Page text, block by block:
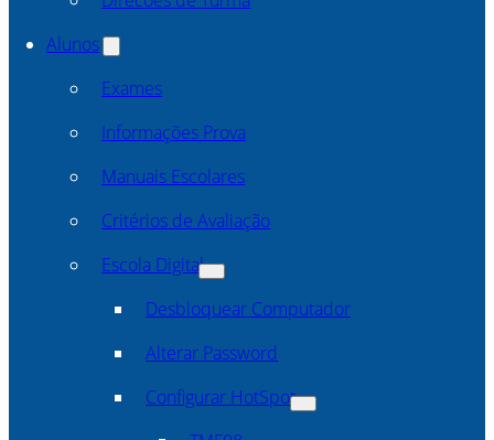
Alunos
Exames
Informações Prova
Manuais Escolares
Critérios de Avaliação
Escola Digital
Desbloquear Computador
Alterar Password
Configurar HotSpot